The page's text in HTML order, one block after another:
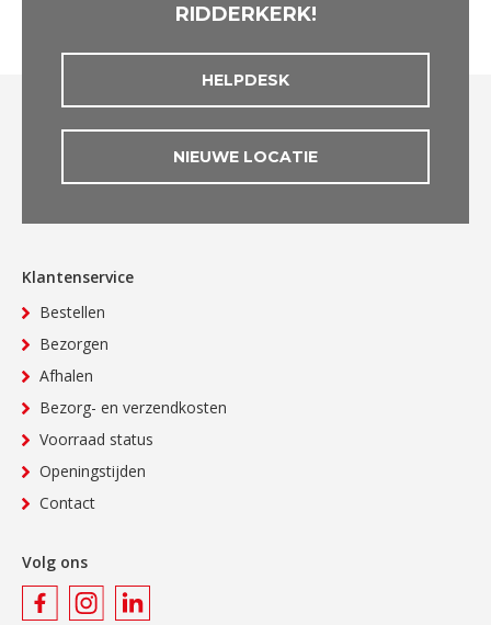
RIDDERKERK!
HELPDESK
NIEUWE LOCATIE
Klantenservice
Bestellen
Bezorgen
Afhalen
Bezorg- en verzendkosten
Voorraad status
Openingstijden
Contact
Volg ons